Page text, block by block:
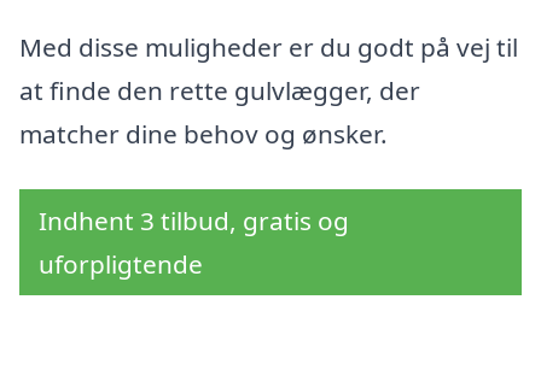
Med disse muligheder er du godt på vej til
at finde den rette gulvlægger, der
matcher dine behov og ønsker.
Indhent 3 tilbud, gratis og
uforpligtende